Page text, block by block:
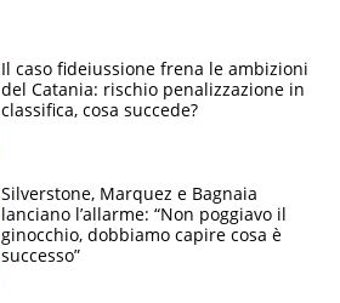
Il caso fideiussione frena le ambizioni
del Catania: rischio penalizzazione in
classifica, cosa succede?
Silverstone, Marquez e Bagnaia
lanciano l’allarme: “Non poggiavo il
ginocchio, dobbiamo capire cosa è
successo”